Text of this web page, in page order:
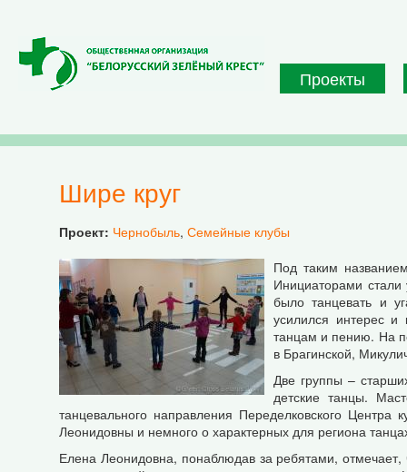
Проекты
Шире круг
Проект: Чернобыль, Семейные клубы
Под таким
Инициаторами стали
было танцевать и
усилился интерес
танцам и пению. На
в Брагинской,
Две группы –
детские танцы.
танцевального направления Переделковского
Леонидовны и немного о характерных для региона
Елена Леонидовна, понаблюдав за ребятами,